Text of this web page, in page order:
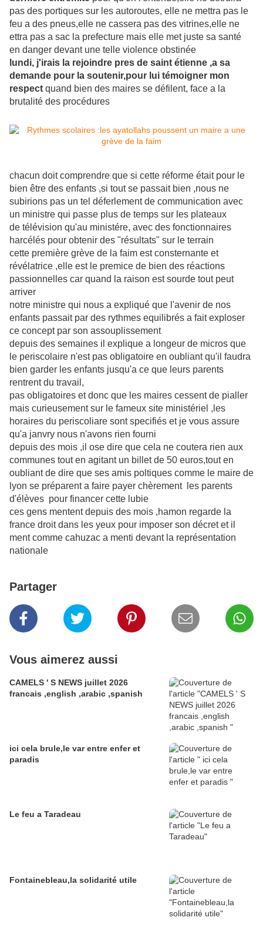
pas des portiques sur les autoroutes, elle ne mettra pas le
feu a des pneus,elle ne cassera pas des vitrines,elle ne
ettra pas a sac la prefecture mais elle met juste sa santé
en danger devant une telle violence obstinée
lundi, j'irais la rejoindre pres de saint étienne ,a sa
demande pour la soutenir,pour lui témoigner mon
respect quand bien des maires se défilent, face a la
brutalité des procédures
chacun doit comprendre que si cette réforme était pour le
bien être des enfants ,si tout se passait bien ,nous ne
subirions pas un tel déferlement de communication avec
un ministre qui passe plus de temps sur les plateaux
de télévision qu'au ministére, avec des fonctionnaires
harcélés pour obtenir des "résultats" sur le terrain
cette première grève de la faim est consternante et
révélatrice ,elle est le premice de bien des réactions
passionnelles car quand la raison est sourde tout peut
arriver
notre ministre qui nous a expliqué que l'avenir de nos
enfants passait par des rythmes equilibrés a fait exploser
ce concept par son assouplissement
depuis des semaines il explique a longeur de micros que
le periscolaire n'est pas obligatoire en oubliant qu'il faudra
bien garder les enfants jusqu'a ce que leurs parents
rentrent du travail,
pas obligatoires et donc que les maires cessent de pialler
mais curieusement sur le fameux site ministériel ,les
horaires du periscoliare sont specifiés et je vous assure
qu'a janvry nous n'avons rien fourni
depuis des mois ,il ose dire que cela ne coutera rien aux
communes tout en agitant un billet de 50 euros,tout en
oubliant de dire que ses amis poltiques comme le maire de
lyon se préparent a faire payer chèrement les parents
d'élèves pour financer cette lubie
ces gens mentent depuis des mois ,hamon regarde la
france droit dans les yeux pour imposer son décret et il
ment comme cahuzac a menti devant la représentation
nationale
Partager
Vous aimerez aussi
CAMELS ' S NEWS juillet 2026
francais ,english ,arabic ,spanish
ici cela brule,le var entre enfer et
paradis
Le feu a Taradeau
Fontainebleau,la solidarité utile